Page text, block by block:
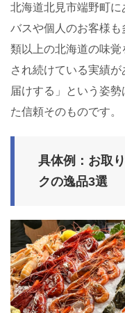
北海道北見市端野町
バスや個人のお客様
類以上の北海道の味
され続けている実績
届けする」という姿
た信頼そのものです。
具体例：お取
クの逸品3選